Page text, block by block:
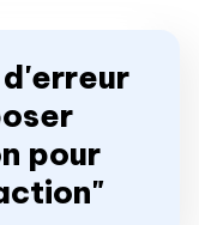
d'erreur
pour